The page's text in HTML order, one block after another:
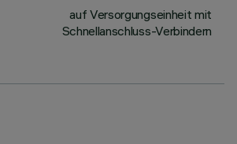
auf Versorgungseinheit mit
Schnellanschluss-Verbindern